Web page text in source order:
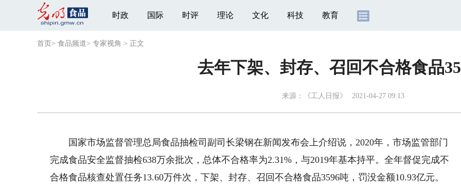
时政 国际 时评 理论 文化 科技 教育
首页 > 食品频道> 专家视角 > 正文
去年下架、封存、召回不合格食品
来源： 《工人日报》 2021-04-27 09:13
国家市场监督管理总局食品抽检司副司长梁钢在新闻发布会上介绍说，2020年，市场监管部门
完成食品安全监督抽检638万余批次，总体不合格率为2.31%，与2019年基本持平。全年督促完成不
合格食品核查处置任务13.60万件次，下架、封存、召回不合格食品3596吨，罚没金额10.93亿元。